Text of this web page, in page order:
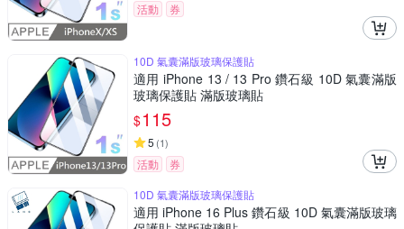
活動 券
10D 氣囊滿版玻璃保護貼
適用 iPhone 13 / 13 Pro 鑽石級 10D 氣囊滿版
玻璃保護貼 滿版玻璃貼
$115
5 (1)
活動
券
10D 氣囊滿版玻璃保護貼
適用 iPhone 16 Plus 鑽石級 10D 氣囊滿版玻璃